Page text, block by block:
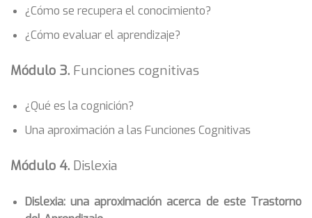
¿Cómo se recupera el conocimiento?
¿Cómo evaluar el aprendizaje?
Módulo 3. Funciones cognitivas
¿Qué es la cognición?
Una aproximación a las Funciones Cognitivas
Módulo 4. Dislexia
Dislexia: una aproximación acerca de este Trastorno